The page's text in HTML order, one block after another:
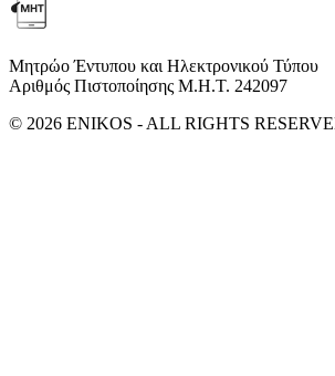
Μητρώο Έντυπου και Ηλεκτρονικού Τύπου
Αριθμός Πιστοποίησης Μ.Η.Τ. 242097
© 2026 ENIKOS - ALL RIGHTS